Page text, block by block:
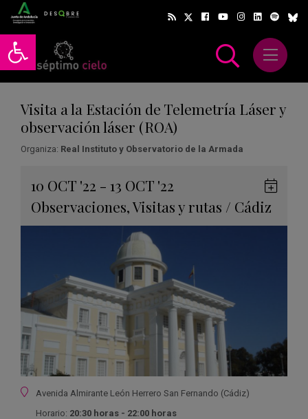
Abrir barra de herramientas
Abrir
Visita a la Estación de Telemetría Láser y
observación láser (ROA)
Organiza: Real Instituto y Observatorio de la Armada
10 OCT '22 - 13 OCT '22
Observaciones,Visitas y rutas / Cádiz
Ubicación
Avenida Almirante León Herrero San Fernando (Cádiz)
Horario: 20:30 horas - 22:00 horas